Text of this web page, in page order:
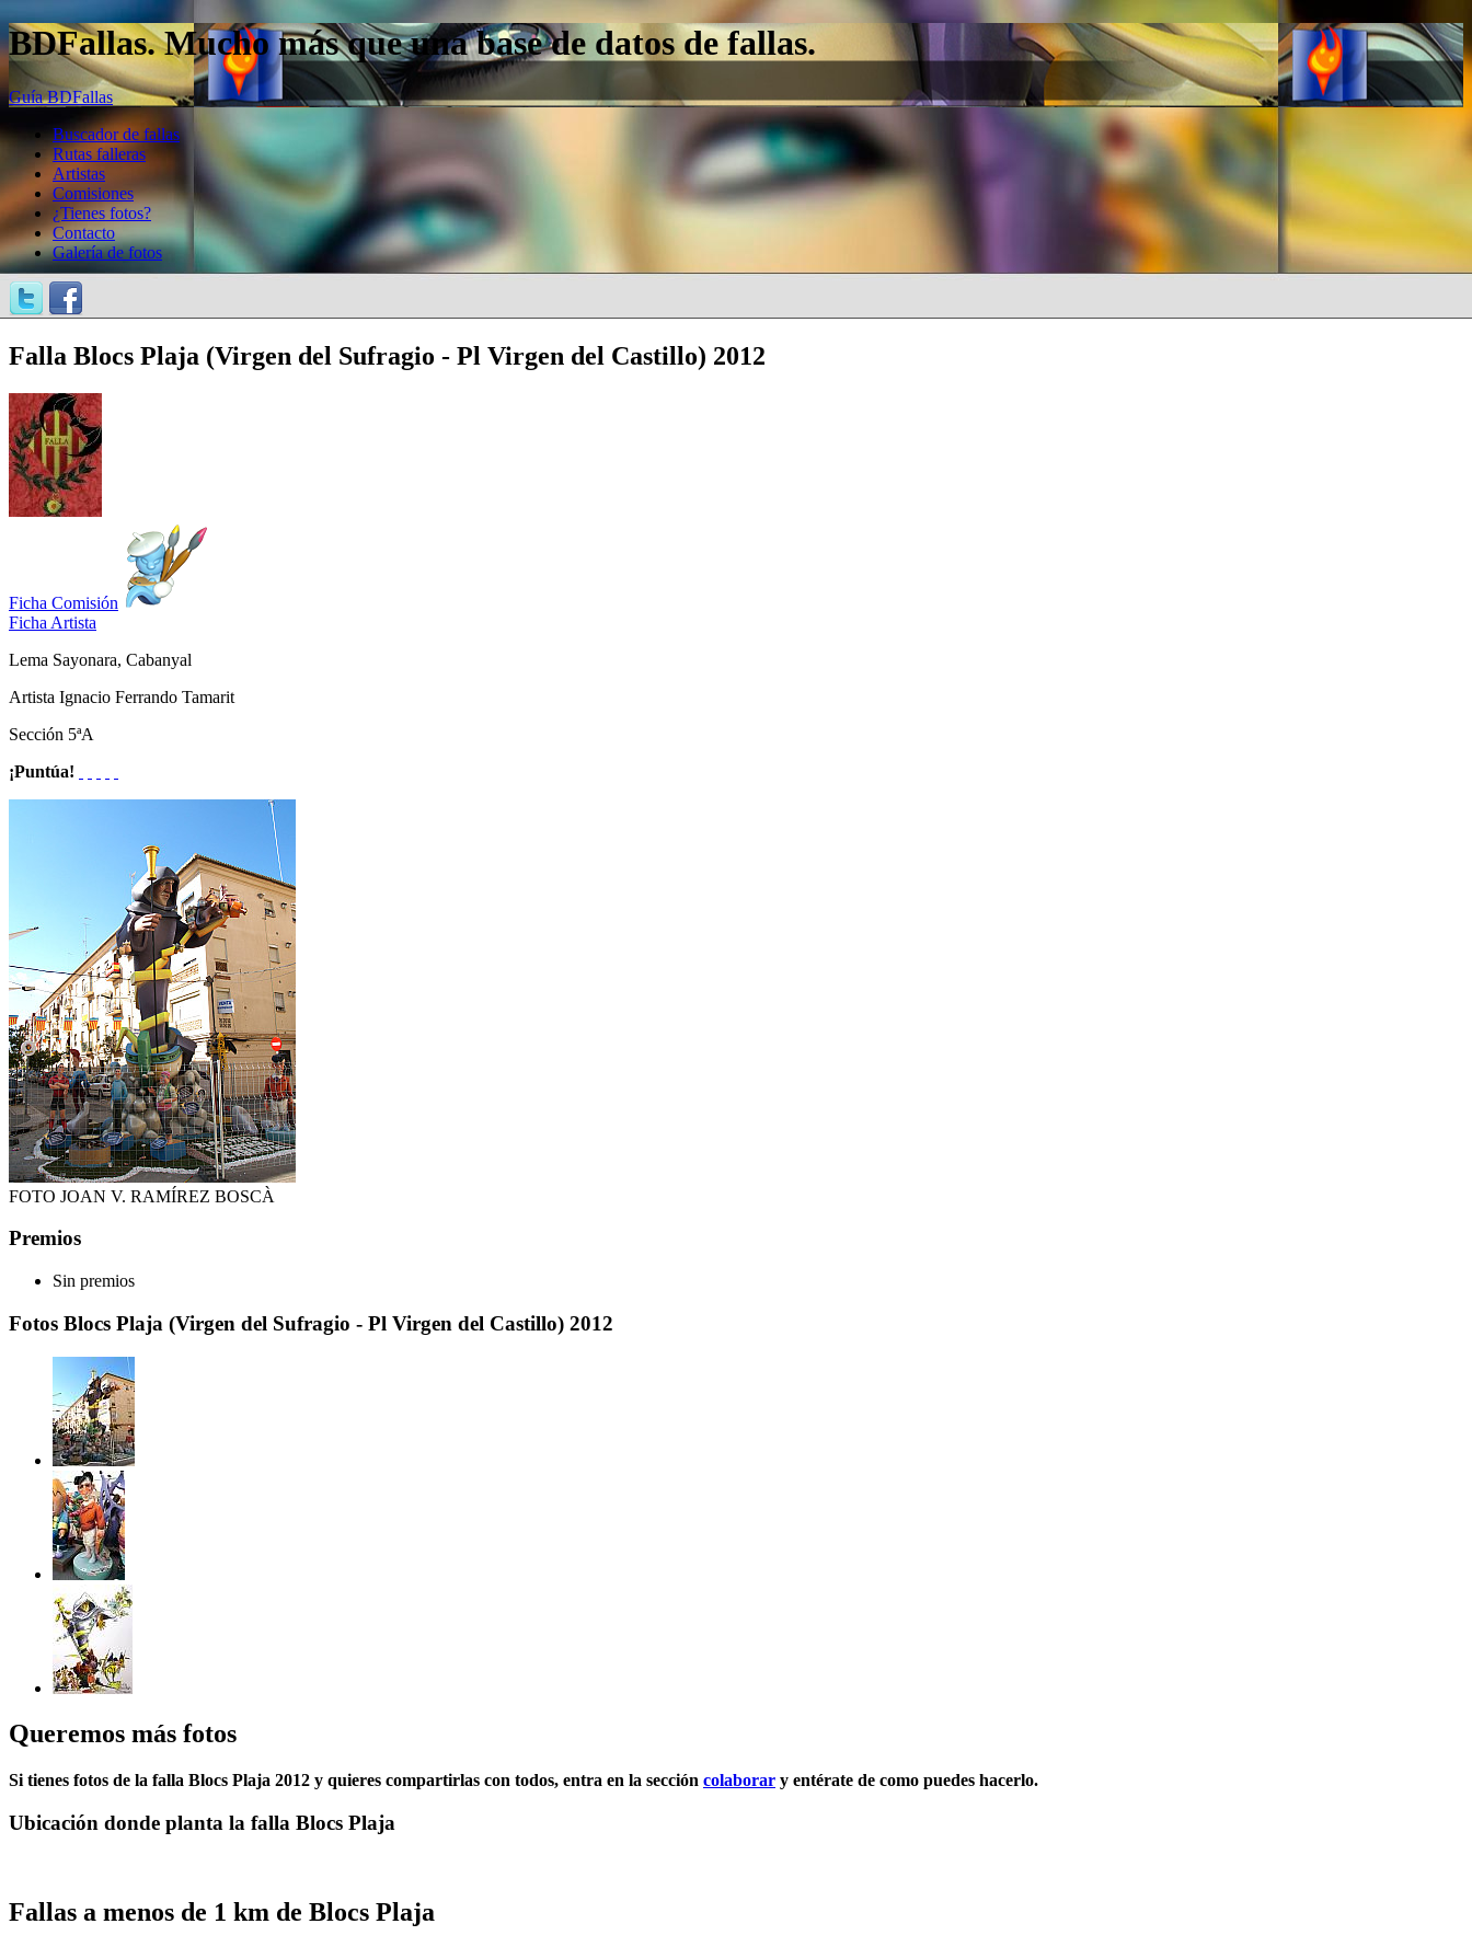
BDFallas. Mucho más que una base de datos de fallas.
Guía BDFallas
Buscador de fallas
Rutas falleras
Artistas
Comisiones
¿Tienes fotos?
Contacto
Galería de fotos
Falla Blocs Plaja (Virgen del Sufragio - Pl Virgen del Castillo) 2012
Ficha Comisión
Ficha Artista
Lema Sayonara, Cabanyal
Artista Ignacio Ferrando Tamarit
Sección 5ªA
¡Puntúa!
FOTO JOAN V. RAMÍREZ BOSCÀ
Premios
Sin premios
Fotos Blocs Plaja (Virgen del Sufragio - Pl Virgen del Castillo) 2012
Queremos más fotos
Si tienes fotos de la falla Blocs Plaja 2012 y quieres compartirlas con todos, entra en la sección colaborar y entérate de como puedes hacerlo.
Ubicación donde planta la falla Blocs Plaja
Fallas a menos de 1 km de Blocs Plaja